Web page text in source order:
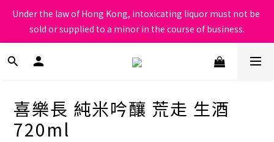
根據香港法律，不得在業務過程中，向未成年人售賣或供應令人醺
醉的酒類
Under the law of Hong Kong, intoxicating liquor must not be
sold or supplied to a minor in the course of business.
根據香港法律，不得在業務過程中，向未成年人售賣或供應令人醺
喜樂長 純米吟釀 荒走 生酒
720ml